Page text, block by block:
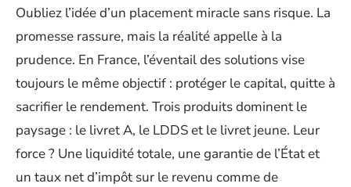
Oubliez l’idée d’un placement miracle sans risque. La
promesse rassure, mais la réalité appelle à la
prudence. En France, l’éventail des solutions vise
toujours le même objectif : protéger le capital, quitte à
sacrifier le rendement. Trois produits dominent le
paysage : le livret A, le LDDS et le livret jeune. Leur
force ? Une liquidité totale, une garantie de l’État et
un taux net d’impôt sur le revenu comme de